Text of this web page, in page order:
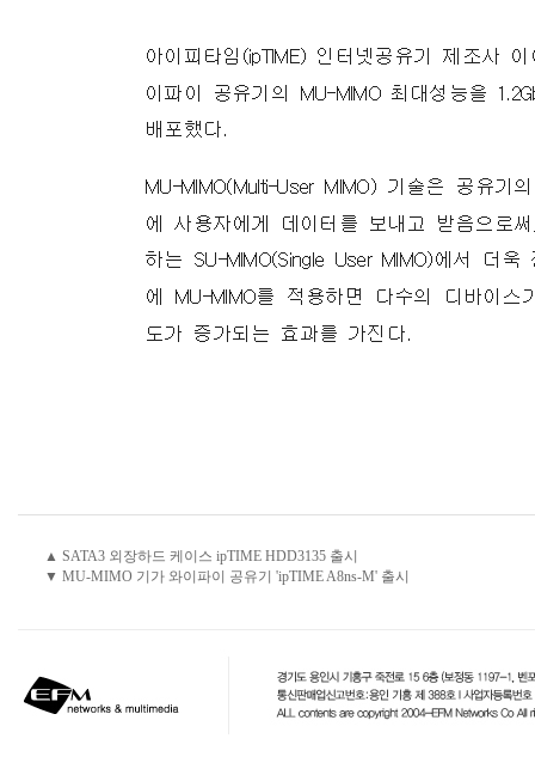
▲ SATA3 외장하드 케이스 ipTIME HDD3135 출시
▼ MU-MIMO 기가 와이파이 공유기 'ipTIME A8ns-M' 출시